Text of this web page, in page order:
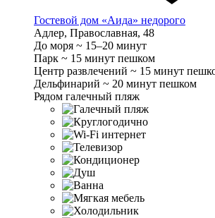
Гостевой дом «Аида» недорого
Адлер, Православная, 48
До моря ~ 15–20 минут
Парк ~ 15 минут пешком
Центр развлечений ~ 15 минут
Дельфинарий ~ 20 минут пешком
Рядом галечный пляж